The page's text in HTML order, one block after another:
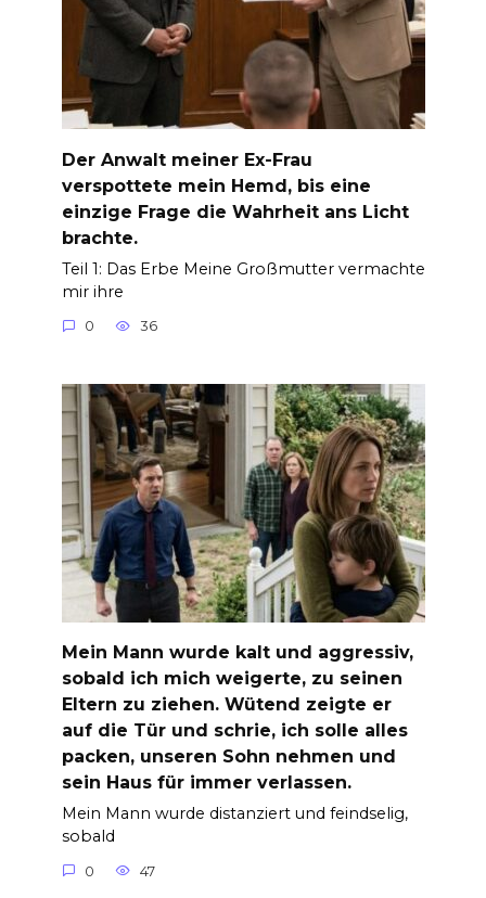
Der Anwalt meiner Ex-Frau
verspottete mein Hemd, bis eine
einzige Frage die Wahrheit ans Licht
brachte.
Teil 1: Das Erbe Meine Großmutter vermachte
mir ihre
0 36
Mein Mann wurde kalt und aggressiv,
sobald ich mich weigerte, zu seinen
Eltern zu ziehen. Wütend zeigte er
auf die Tür und schrie, ich solle alles
packen, unseren Sohn nehmen und
sein Haus für immer verlassen.
Mein Mann wurde distanziert und feindselig,
sobald
0 47